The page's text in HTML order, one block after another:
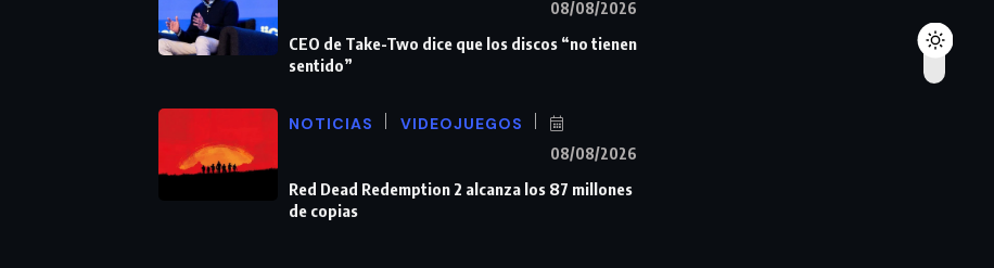
08/08/2026
CEO de Take-Two dice que los discos “no tienen
sentido”
NOTICIAS VIDEOJUEGOS
08/08/2026
Red Dead Redemption 2 alcanza los 87 millones
de copias